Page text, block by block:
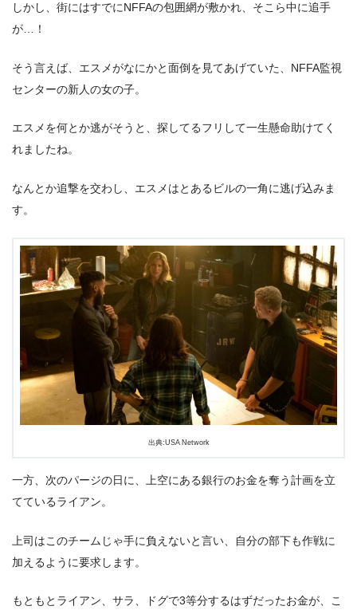
しかし、街にはすでにNFFAの包囲網が敷かれ、そこら中に追手
が…！
そう言えば、エスメがなにかと面倒を見てあげていた、NFFA監視
センターの新人の女の子。
エスメを何とか逃がそうと、探してるフリして一生懸命助けてく
れましたね。
なんとか追撃を交わし、エスメはとあるビルの一角に逃げ込みま
す。
出典:USA Network
一方、次のパージの日に、上空にある銀行のお金を奪う計画を立
てているライアン。
上司はこのチームじゃ手に負えないと言い、自分の部下も作戦に
加えるように要求します。
もともとライアン、サラ、ドグで3等分するはずだったお金が、こ